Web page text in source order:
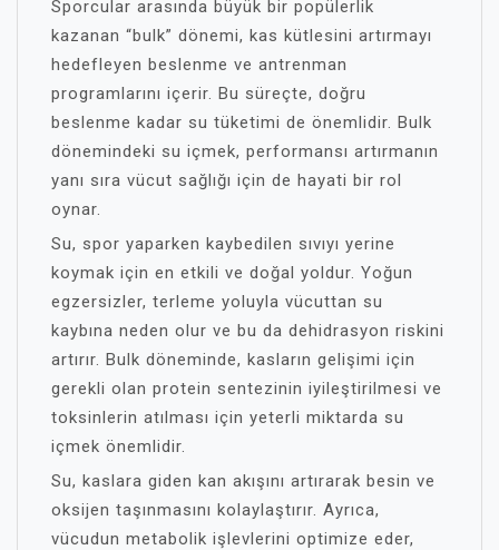
Sporcular arasında büyük bir popülerlik
kazanan “bulk” dönemi, kas kütlesini artırmayı
hedefleyen beslenme ve antrenman
programlarını içerir. Bu süreçte, doğru
beslenme kadar su tüketimi de önemlidir. Bulk
dönemindeki su içmek, performansı artırmanın
yanı sıra vücut sağlığı için de hayati bir rol
oynar.
Su, spor yaparken kaybedilen sıvıyı yerine
koymak için en etkili ve doğal yoldur. Yoğun
egzersizler, terleme yoluyla vücuttan su
kaybına neden olur ve bu da dehidrasyon riskini
artırır. Bulk döneminde, kasların gelişimi için
gerekli olan protein sentezinin iyileştirilmesi ve
toksinlerin atılması için yeterli miktarda su
içmek önemlidir.
Su, kaslara giden kan akışını artırarak besin ve
oksijen taşınmasını kolaylaştırır. Ayrıca,
vücudun metabolik işlevlerini optimize eder,